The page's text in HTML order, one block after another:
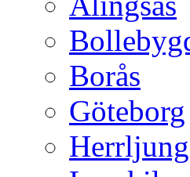
Borås
Göteborg